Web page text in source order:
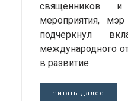
священников
мероприятия,
подчеркнул
международного
в развитие
Читать далее